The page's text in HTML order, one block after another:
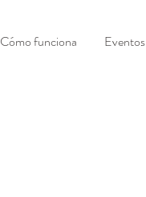
Cómo funciona Eventos